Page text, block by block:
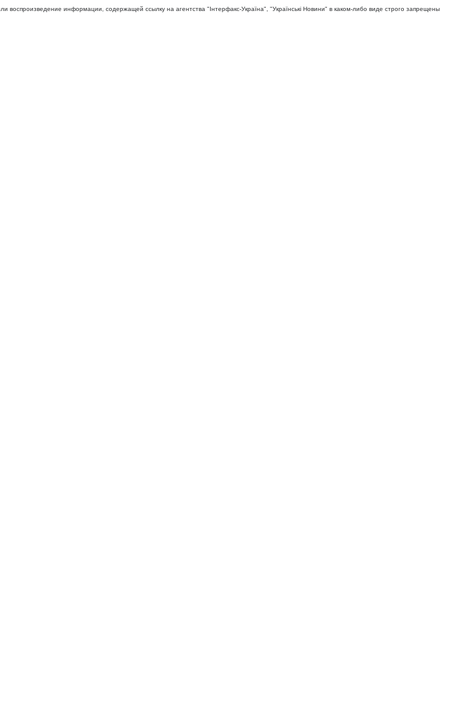
воспроизведение информации, содержащей ссылку на агентства "Iнтерфакс-Україна", "Українськi Новини" в каком-либо виде строго запрещены